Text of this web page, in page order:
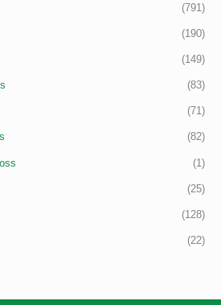
(791)
(190)
(149)
(83)
(71)
(82)
(1)
(25)
(128)
(22)